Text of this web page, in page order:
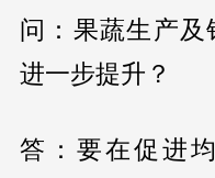
问：果蔬生产
进一步提升？
答：要在促进